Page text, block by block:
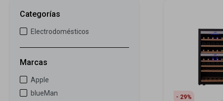
29
Categorías
Electrodomésticos
Marcas
Apple
blueMan